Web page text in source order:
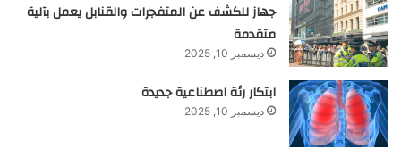
جهاز للكشف عن المتفجرات والقنابل يعمل بآلية
متقدمة
ديسمبر 10, 2025
ابتكار رئة اصطناعية جديدة
ديسمبر 10, 2025